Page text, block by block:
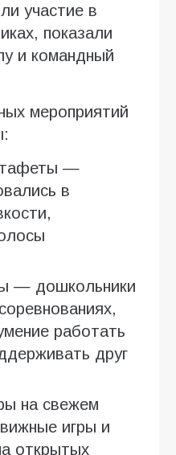
участие в
показали
и командный
мероприятий
—
в
— дошкольники
работать
друг
на свежем
игры и
открытых